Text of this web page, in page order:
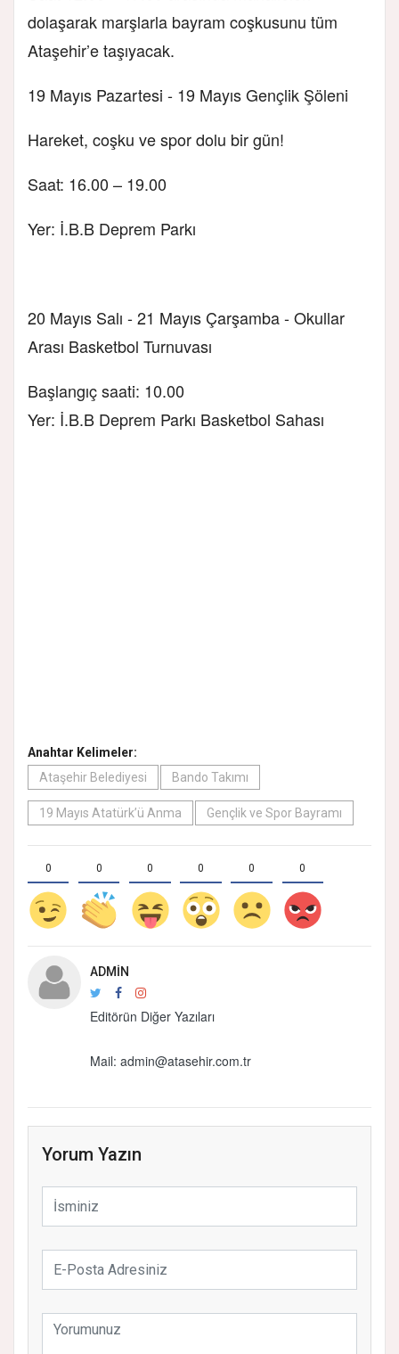
dolaşarak marşlarla bayram coşkusunu tüm
Ataşehir’e taşıyacak.
19 Mayıs Pazartesi - 19 Mayıs Gençlik Şöleni
Hareket, coşku ve spor dolu bir gün!
Saat: 16.00 – 19.00
Yer: İ.B.B Deprem Parkı
20 Mayıs Salı - 21 Mayıs Çarşamba - Okullar
Arası Basketbol Turnuvası
Başlangıç saati: 10.00
Yer: İ.B.B Deprem Parkı Basketbol Sahası
Anahtar Kelimeler:
Ataşehir Belediyesi
Bando Takımı
19 Mayıs Atatürk’ü Anma Gençlik ve Spor Bayramı
0 0 0 0 0 0
ADMIN
Editörün Diğer Yazıları
Mail: admin@atasehir.com.tr
Yorum Yazın